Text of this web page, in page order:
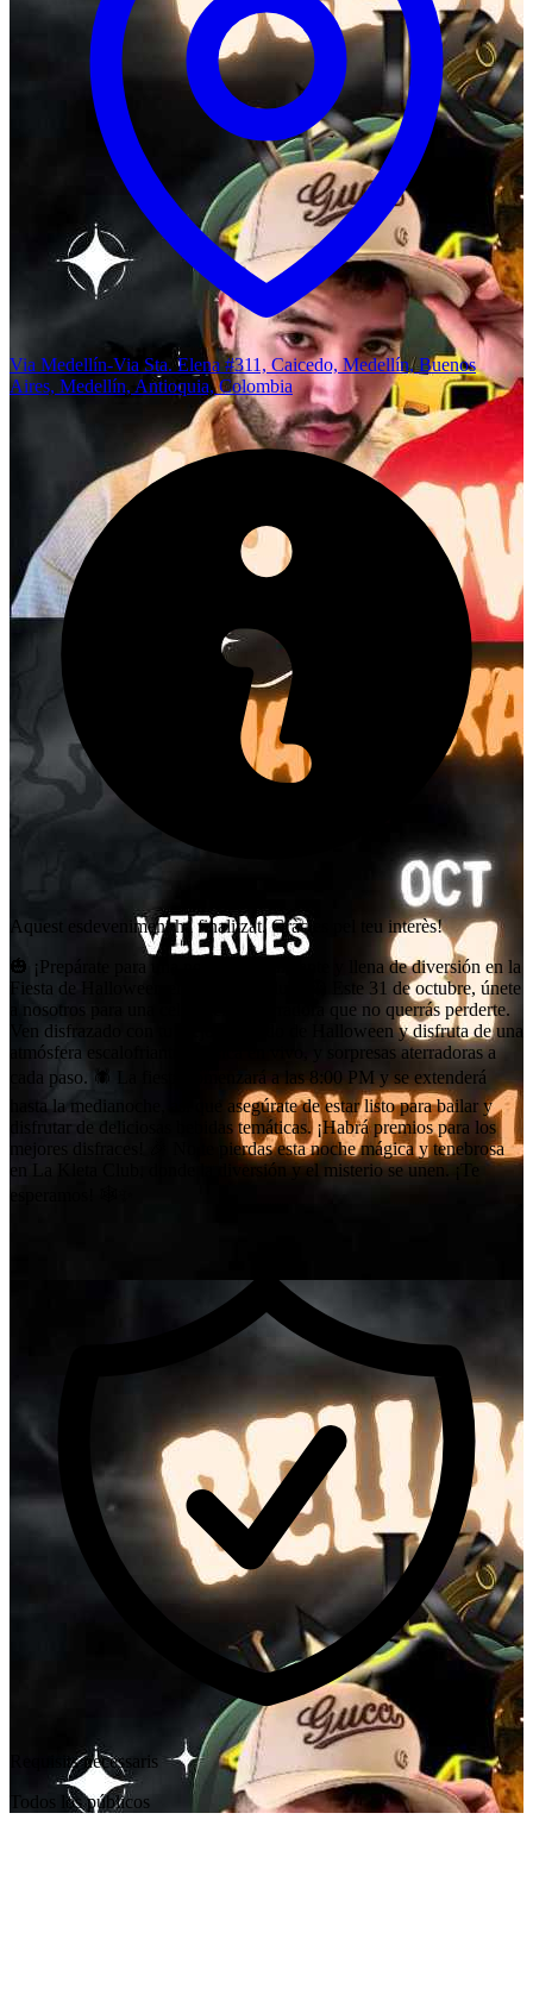
Via Medellín-Via Sta. Elena #311, Caicedo, Medellín, Buenos
Aires, Medellín, Antioquia, Colombia
Aquest esdeveniment ha finalitzat. Gràcies pel teu interès!
🎃 ¡Prepárate para una noche espeluznante y llena de diversión en la
Fiesta de Halloween en La Kleta Club! 👻 Este 31 de octubre, únete
a nosotros para una celebración aterradora que no querrás perderte.
Ven disfrazado con tu mejor atuendo de Halloween y disfruta de una
atmósfera escalofriante, música en vivo, y sorpresas aterradoras a
cada paso. 🕷️ La fiesta comenzará a las 8:00 PM y se extenderá
hasta la medianoche, así que asegúrate de estar listo para bailar y
disfrutar de deliciosas bebidas temáticas. ¡Habrá premios para los
mejores disfraces! 🎉 No te pierdas esta noche mágica y tenebrosa
en La Kleta Club, donde la diversión y el misterio se unen. ¡Te
Requisits necessaris
Todos los públicos